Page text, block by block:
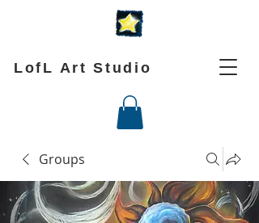
LofL Art Studio
Groups